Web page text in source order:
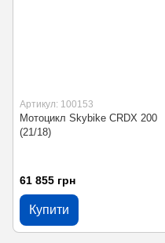
Артикул: 100153
Мотоцикл Skybike CRDX 200
(21/18)
61 855 грн
Купити